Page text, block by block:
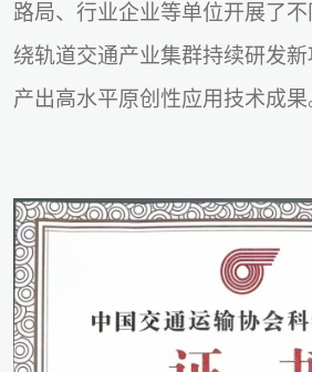
路局、行业企业等单位开展了
绕轨道交通产业集群持续研发
产出高水平原创性应用技术成果